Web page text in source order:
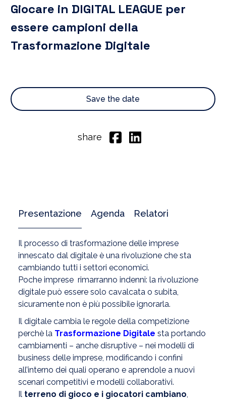
Giocare in DIGITAL LEAGUE per
essere campioni della
Trasformazione Digitale
Save the date
share
Presentazione Agenda Relatori
Il processo di trasformazione delle imprese
innescato dal digitale è una rivoluzione che sta
cambiando tutti i settori economici.
Poche imprese rimarranno indenni: la rivoluzione
digitale può essere solo cavalcata o subita,
sicuramente non è più possibile ignorarla.
Il digitale cambia le regole della competizione
perchè la Trasformazione Digitale sta portando
cambiamenti – anche disruptive – nei modelli di
business delle imprese, modificando i confini
all’interno dei quali operano e aprendole a nuovi
scenari competitivi e modelli collaborativi.
Il terreno di gioco e i giocatori cambiano,